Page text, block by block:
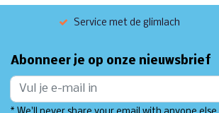
Service met de glimlach
Abonneer je op onze nieuwsbrief